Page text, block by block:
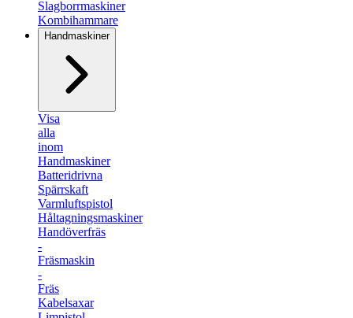
Slagborrmaskiner
Kombihammare
Handmaskiner
Visa
alla
inom
Handmaskiner
Batteridrivna
Spärrskaft
Varmluftspistol
Håltagningsmaskiner
Handöverfräs
-
Fräsmaskin
-
Fräs
Kabelsaxar